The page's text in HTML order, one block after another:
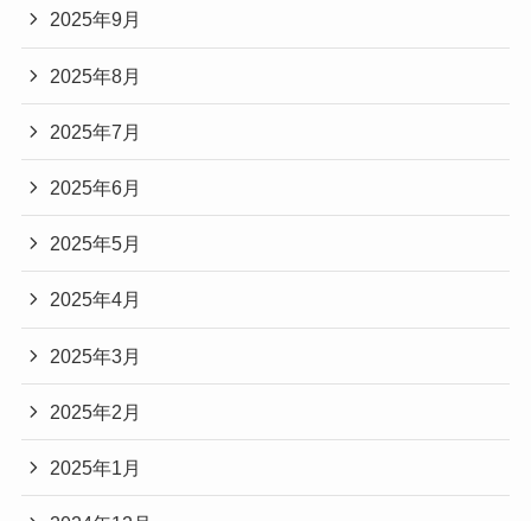
2025年9月
2025年8月
2025年7月
2025年6月
2025年5月
2025年4月
2025年3月
2025年2月
2025年1月